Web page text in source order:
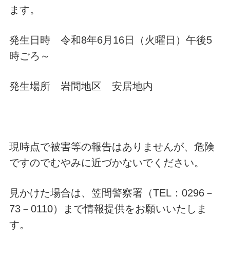
ます。
発生日時 令和8年6月16日（火曜日）午後5
時ごろ～
発生場所 岩間地区 安居地内
現時点で被害等の報告はありませんが、危険
ですのでむやみに近づかないでください。
見かけた場合は、笠間警察署（TEL：0296－
73－0110）まで情報提供をお願いいたしま
す。